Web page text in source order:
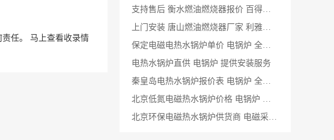
任。
马上查看收录情
支持售后 衡水燃油燃烧器报价 百得燃烧器
上门安装 唐山燃油燃烧器厂家 利雅路燃烧器
保定电磁电热水锅炉单价 电锅炉 全国发货
电热水锅炉直供 电锅炉 提供安装服务
秦皇岛电热水锅炉报价表 电锅炉 全国发货
北京低氮电磁热水锅炉价格 电锅炉 提供技术支持
北京环保电磁热水锅炉供货商 电磁采暖炉 上门安装